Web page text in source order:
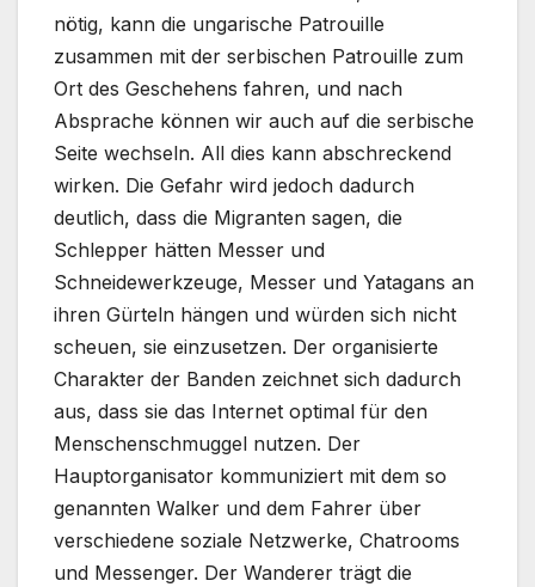
nötig, kann die ungarische Patrouille
zusammen mit der serbischen Patrouille zum
Ort des Geschehens fahren, und nach
Absprache können wir auch auf die serbische
Seite wechseln. All dies kann abschreckend
wirken. Die Gefahr wird jedoch dadurch
deutlich, dass die Migranten sagen, die
Schlepper hätten Messer und
Schneidewerkzeuge, Messer und Yatagans an
ihren Gürteln hängen und würden sich nicht
scheuen, sie einzusetzen. Der organisierte
Charakter der Banden zeichnet sich dadurch
aus, dass sie das Internet optimal für den
Menschenschmuggel nutzen. Der
Hauptorganisator kommuniziert mit dem so
genannten Walker und dem Fahrer über
verschiedene soziale Netzwerke, Chatrooms
und Messenger. Der Wanderer trägt die